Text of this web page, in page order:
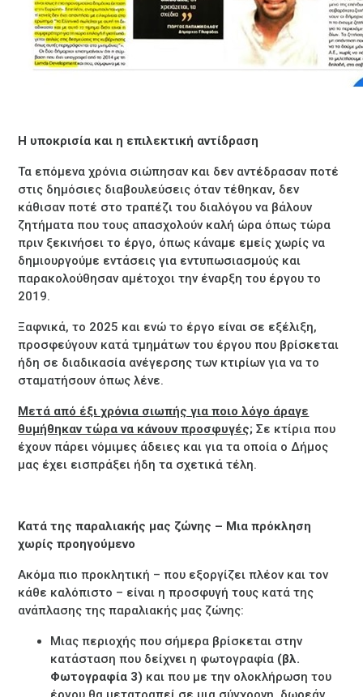
Η υποκρισία και η επιλεκτική αντίδραση
Τα επόμενα χρόνια σιώπησαν και δεν αντέδρασαν ποτέ
στις δημόσιες διαβουλεύσεις όταν τέθηκαν, δεν
κάθισαν ποτέ στο τραπέζι του διαλόγου να βάλουν
ζητήματα που τους απασχολούν καλή ώρα όπως τώρα
πριν ξεκινήσει το έργο, όπως κάναμε εμείς χωρίς να
δημιουργούμε εντάσεις για εντυπωσιασμούς και
παρακολούθησαν αμέτοχοι την έναρξη του έργου το
2019.
Ξαφνικά, το 2025 και ενώ το έργο είναι σε εξέλιξη,
προσφεύγουν κατά τμημάτων του έργου που βρίσκεται
ήδη σε διαδικασία ανέγερσης των κτιρίων για να το
σταματήσουν όπως λένε.
Μετά από έξι χρόνια σιωπής για ποιο λόγο άραγε
θυμήθηκαν τώρα να κάνουν προσφυγές; Σε κτίρια που
έχουν πάρει νόμιμες άδειες και για τα οποία ο Δήμος
μας έχει εισπράξει ήδη τα σχετικά τέλη.
Κατά της παραλιακής μας ζώνης – Μια πρόκληση
χωρίς προηγούμενο
Ακόμα πιο προκλητική – που εξοργίζει πλέον και τον
κάθε καλόπιστο – είναι η προσφυγή τους κατά της
ανάπλασης της παραλιακής μας ζώνης:
Μιας περιοχής που σήμερα βρίσκεται στην
κατάσταση που δείχνει η φωτογραφία (βλ.
Φωτογραφία 3) και που με την ολοκλήρωση του